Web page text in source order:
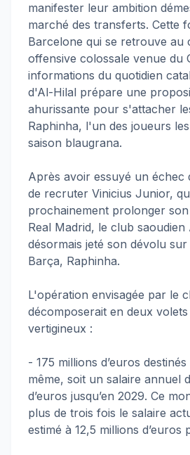
manifester leur ambition
marché des transferts. Cette
Barcelone qui se retrouve au
offensive colossale venue du
informations du quotidien
d'Al-Hilal prépare une
ahurissante pour s'attacher
Raphinha, l'un des joueurs
saison blaugrana.
Après avoir essuyé un échec
de recruter Vinicius Junior,
prochainement prolonger
Real Madrid, le club
désormais jeté son dévolu
Barça, Raphinha.
L'opération envisagée par le
décomposerait en deux
vertigineux :
- 175 millions d’euros
même, soit un salaire annuel
d’euros jusqu’en 2029. Ce
plus de trois fois le salaire
estimé à 12,5 millions d’euros